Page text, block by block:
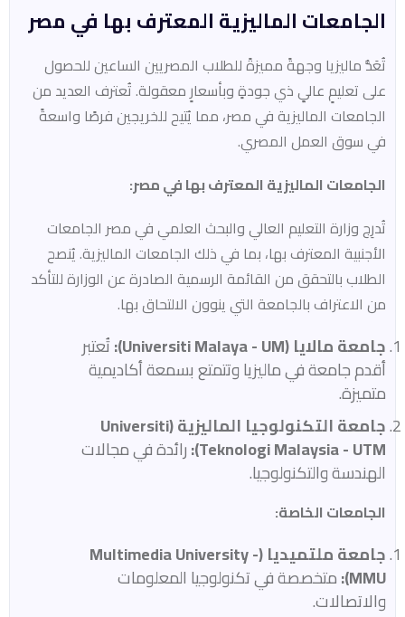
الجامعات الماليزية المعترف بها في مصر
تُعَدُّ ماليزيا وجهةً مميزةً للطلاب المصريين الساعين للحصول
على تعليمٍ عاليٍ ذي جودةٍ وبأسعارٍ معقولة. تُعترف العديد من
الجامعات الماليزية في مصر، مما يُتيح للخريجين فرصًا واسعةً
في سوق العمل المصري.​
الجامعات الماليزية المعترف بها في مصر:
تُدرِج وزارة التعليم العالي والبحث العلمي في مصر الجامعات
الأجنبية المعترف بها، بما في ذلك الجامعات الماليزية. يُنصح
الطلاب بالتحقق من القائمة الرسمية الصادرة عن الوزارة للتأكد
من الاعتراف بالجامعة التي ينوون الالتحاق بها.​
جامعة مالايا (Universiti Malaya - UM): تُعتبر
أقدم جامعة في ماليزيا وتتمتع بسمعة أكاديمية
متميزة.​
جامعة التكنولوجيا الماليزية (Universiti
Teknologi Malaysia - UTM): رائدة في مجالات
الهندسة والتكنولوجيا.​
الجامعات الخاصة:
جامعة ملتميديا (Multimedia University -
MMU): متخصصة في تكنولوجيا المعلومات
والاتصالات.​